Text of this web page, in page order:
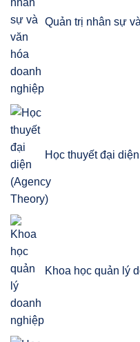
Quản trị nhân sự
Học thuyết đại
Khoa học quản lý